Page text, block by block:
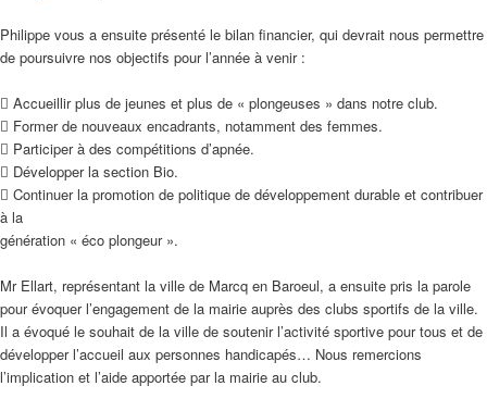
Philippe vous a ensuite présenté le bilan financier, qui devrait nous permettre
de poursuivre nos objectifs pour l’année à venir :
 Accueillir plus de jeunes et plus de « plongeuses » dans notre club.
 Former de nouveaux encadrants, notamment des femmes.
 Participer à des compétitions d’apnée.
 Développer la section Bio.
 Continuer la promotion de politique de développement durable et contribuer
à la
génération « éco plongeur ».
Mr Ellart, représentant la ville de Marcq en Baroeul, a ensuite pris la parole
pour évoquer l’engagement de la mairie auprès des clubs sportifs de la ville.
Il a évoqué le souhait de la ville de soutenir l’activité sportive pour tous et de
développer l’accueil aux personnes handicapés… Nous remercions
l’implication et l’aide apportée par la mairie au club.